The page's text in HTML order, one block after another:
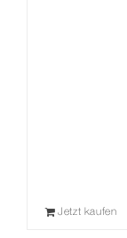
Jetzt kaufen